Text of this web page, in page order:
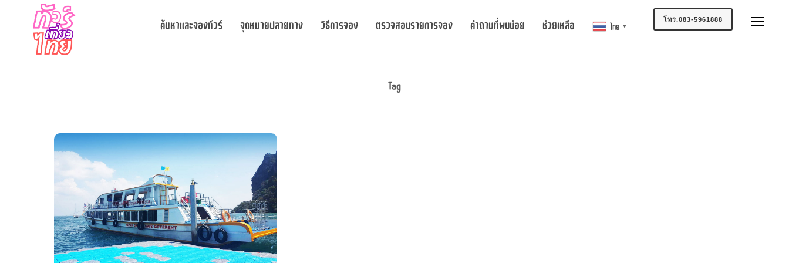
ค้นหาและจองทัวร์ จุดหมายปลายทาง วิธีการจอง ตรวจสอบรายการจอง คำถามที่พบบ่อย ช่วยเหลือ ไทย ▼
โทร.083-5961888
Tag